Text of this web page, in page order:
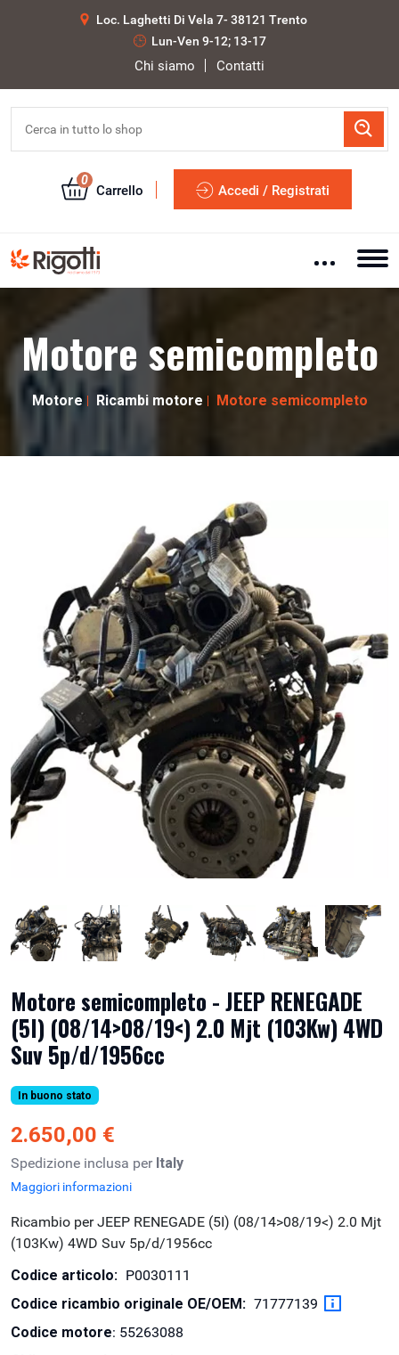
Loc. Laghetti Di Vela 7- 38121 Trento
Lun-Ven 9-12; 13-17
Chi siamo Contatti
0
Carrello Accedi / Registrati
Motore semicompleto
Motore Ricambi motore Motore semicompleto
Motore semicompleto - JEEP RENEGADE
(5I) (08/14>08/19<) 2.0 Mjt (103Kw) 4WD
Suv 5p/d/1956cc
In buono stato
2.650,00 €
Spedizione inclusa per Italy
Maggiori informazioni
Ricambio per JEEP RENEGADE (5I) (08/14>08/19<) 2.0 Mjt
(103Kw) 4WD Suv 5p/d/1956cc
Codice articolo: P0030111
Codice ricambio originale OE/OEM: 71777139
Codice motore: 55263088